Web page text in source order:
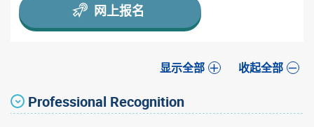
网上报名
显示全部 收起全部
Professional Recognition